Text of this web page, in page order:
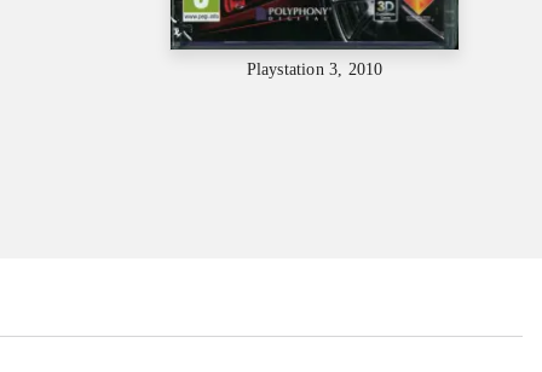
Playstation 3, 2010